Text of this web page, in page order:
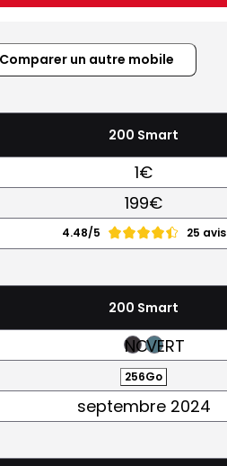
un autre mobile
200 Smart
1€
199€
4.48/5 25 avis
200 Smart
NOIRVERT
256Go
septembre 2024